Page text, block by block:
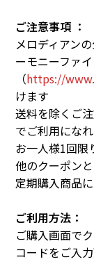
ご注意事項 ：
メロディアン
ーモニーファ
（https://
けます
送料を除くご
でご利用にな
お一人様1回限
他のクーポン
定期購入商品
ご利用方法：
ご購入画面で
コードをご入